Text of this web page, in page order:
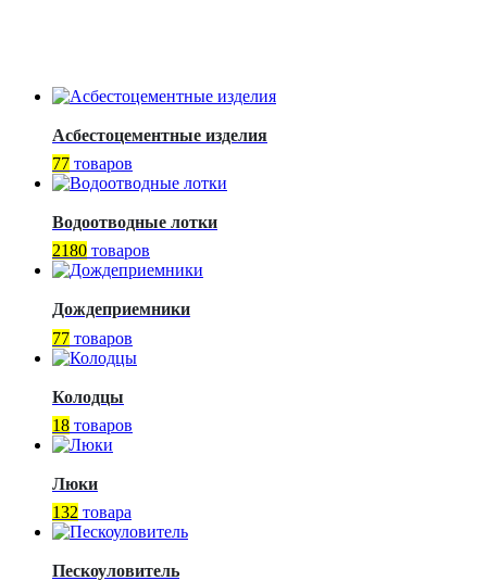
Асбестоцементные изделия
77 товаров
Водоотводные лотки
2180 товаров
Дождеприемники
77 товаров
Колодцы
18 товаров
Люки
132 товара
Пескоуловитель